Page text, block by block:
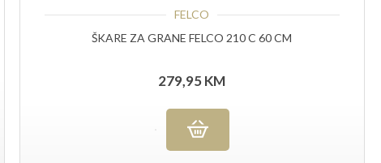
FELCO
ŠKARE ZA GRANE FELCO 210 C 60 CM
279,95KM